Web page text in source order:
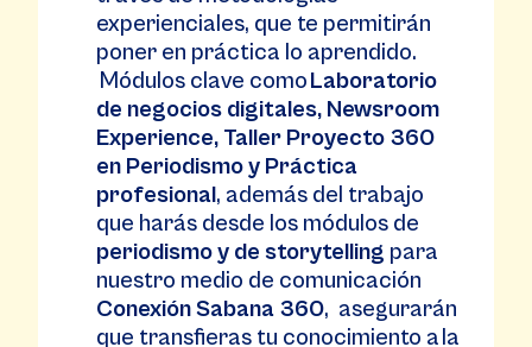
experienciales, que te permitirán
poner en práctica lo aprendido.
Módulos clave comoLaboratorio
de negocios digitales, Newsroom
Experience, Taller Proyecto 360
en Periodismo y Práctica
profesional, además del trabajo
que harás desde los módulos de
periodismo y de storytelling para
nuestro medio de comunicación
Conexión Sabana 360, asegurarán
que transfieras tu conocimiento a la